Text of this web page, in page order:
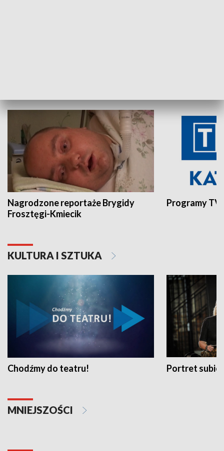
Nagrodzone reportaże Brygidy
Frosztęgi-Kmiecik
Programy
KULTURA I SZTUKA
Chodźmy do teatru! Portret
MNIEJSZOŚCI